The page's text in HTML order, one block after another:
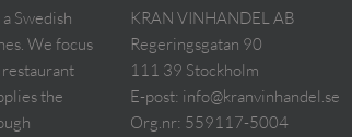
Swedish
We focus
the
KRAN VINHANDEL AB
Regeringsgatan 90
111 39 Stockholm
E-post: info@kranvinhandel.se
Org.nr: 559117-5004